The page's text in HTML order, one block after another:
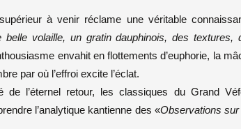
à venir réclame une véritable
belle volaille, un gratin dauphinois, des textures,
envahit en flottements d’euphorie, la
par où l’effroi excite l’éclat.
l’éternel retour, les classiques du Grand
l’analytique kantienne des «Observations sur